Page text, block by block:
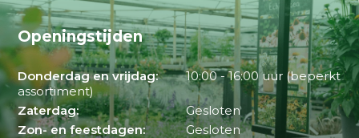
Openingstijden
Donderdag en vrijdag:
10:00 - 16:00 uur (beperkt
assortiment)
Zaterdag:
Gesloten
Zon- en feestdagen:
Gesloten